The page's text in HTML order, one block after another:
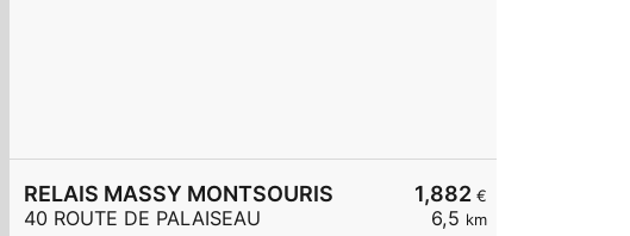
1,882 €
6,5 km
RELAIS MASSY MONTSOURIS
40 ROUTE DE PALAISEAU